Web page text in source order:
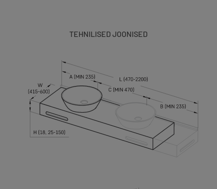
TEHNILISED JOONISED